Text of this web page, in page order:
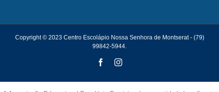
Copyright © 2023 Centro Escolápio Nossa Senhora de Montserat - (79)
99842-5944.
FacebookInstagram